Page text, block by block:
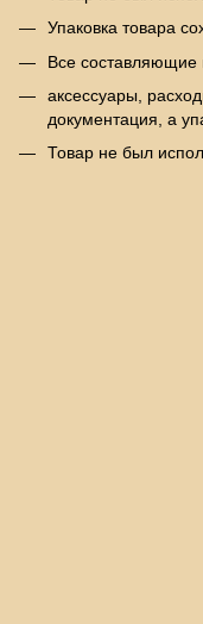
Упаковка товара
Все составляющие
аксессуары,
документация, а
Товар не был